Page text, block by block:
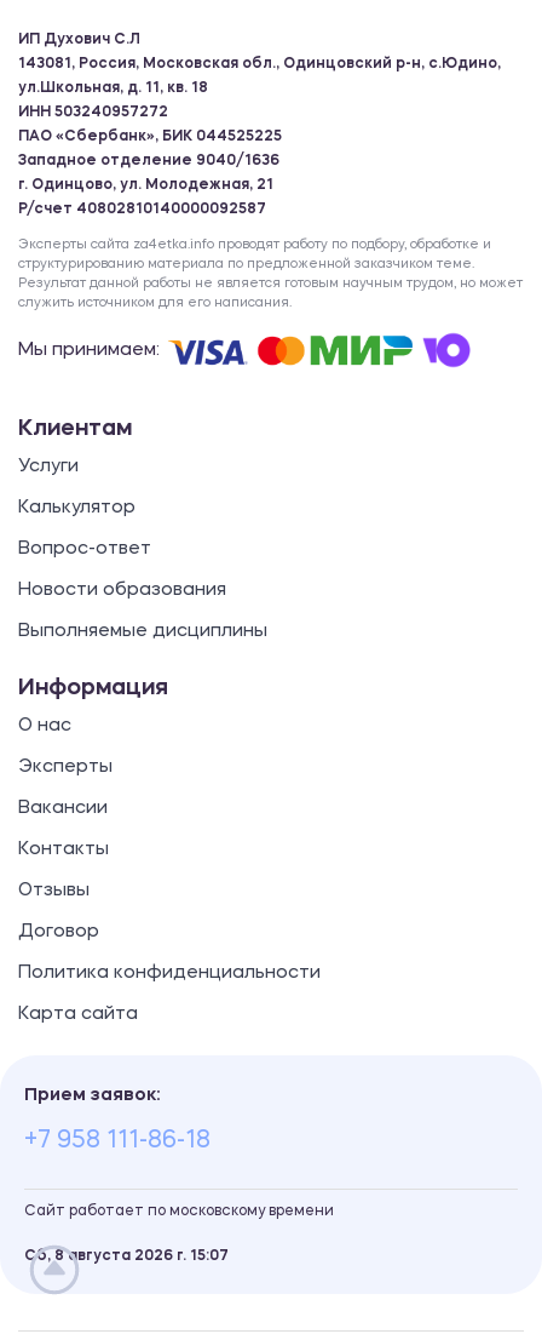
ИП Духович С.Л
143081, Россия, Московская обл., Одинцовский р-н, с.Юдино,
ул.Школьная, д. 11, кв. 18
ИНН 503240957272
ПАО «Сбербанк», БИК 044525225
Западное отделение 9040/1636
г. Одинцово, ул. Молодежная, 21
Р/счет 40802810140000092587
Эксперты сайта za4etka.info проводят работу по подбору, обработке и
структурированию материала по предложенной заказчиком теме.
Результат данной работы не является готовым научным трудом, но может
служить источником для его написания.
Мы принимаем:
Клиентам
Услуги
Калькулятор
Вопрос-ответ
Новости образования
Выполняемые дисциплины
Информация
О нас
Эксперты
Вакансии
Контакты
Отзывы
Договор
Политика конфиденциальности
Карта сайта
Прием заявок:
+7 958 111-86-18
Сайт работает по московскому времени
Сб, 8 августа 2026 г. 15 07